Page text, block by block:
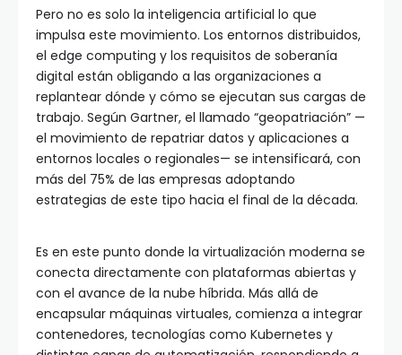
Pero no es solo la inteligencia artificial lo que
impulsa este movimiento. Los entornos distribuidos,
el edge computing y los requisitos de soberanía
digital están obligando a las organizaciones a
replantear dónde y cómo se ejecutan sus cargas de
trabajo. Según Gartner, el llamado “geopatriación” —
el movimiento de repatriar datos y aplicaciones a
entornos locales o regionales— se intensificará, con
más del 75% de las empresas adoptando
estrategias de este tipo hacia el final de la década.
Es en este punto donde la virtualización moderna se
conecta directamente con plataformas abiertas y
con el avance de la nube híbrida. Más allá de
encapsular máquinas virtuales, comienza a integrar
contenedores, tecnologías como Kubernetes y